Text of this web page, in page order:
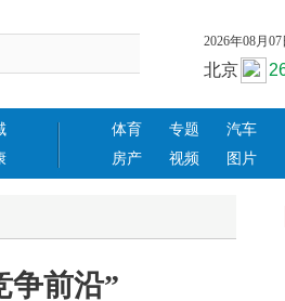
2026年08月
体育 专题
汽车
房产
视频 图片
争前沿”